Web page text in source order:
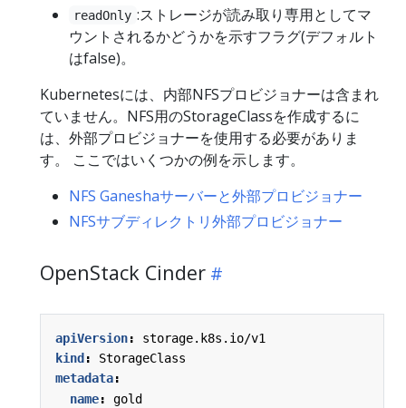
readOnly :ストレージが読み取り専用としてマ
ウントされるかどうかを示すフラグ(デフォルト
はfalse)。
Kubernetesには、内部NFSプロビジョナーは含まれ
ていません。NFS用のStorageClassを作成するに
は、外部プロビジョナーを使用する必要がありま
す。 ここではいくつかの例を示します。
NFS Ganeshaサーバーと外部プロビジョナー
NFSサブディレクトリ外部プロビジョナー
OpenStack Cinder
apiVersion:
storage.k8s.io/v1
kind :
StorageClass
metadata:
name: gold